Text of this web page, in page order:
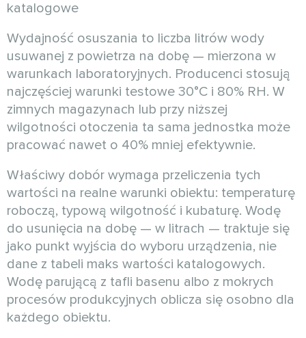
katalogowe
Wydajność osuszania to liczba litrów wody
usuwanej z powietrza na dobę — mierzona w
warunkach laboratoryjnych. Producenci stosują
najczęściej warunki testowe 30°C i 80% RH. W
zimnych magazynach lub przy niższej
wilgotności otoczenia ta sama jednostka może
pracować nawet o 40% mniej efektywnie.
Właściwy dobór wymaga przeliczenia tych
wartości na realne warunki obiektu: temperaturę
roboczą, typową wilgotność i kubaturę. Wodę
do usunięcia na dobę — w litrach — traktuje się
jako punkt wyjścia do wyboru urządzenia, nie
dane z tabeli maks wartości katalogowych.
Wodę parującą z tafli basenu albo z mokrych
procesów produkcyjnych oblicza się osobno dla
każdego obiektu.